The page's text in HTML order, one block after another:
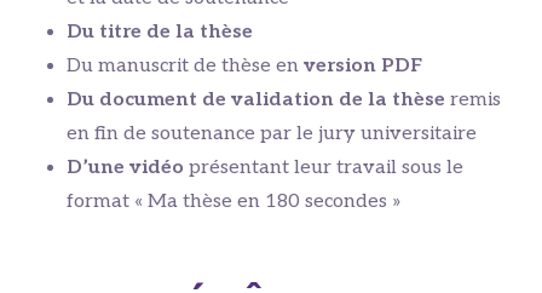
Du titre de la thèse
Du manuscrit de thèse en version PDF
Du document de validation de la thèse remis
en fin de soutenance par le jury universitaire
D’une vidéo présentant leur travail sous le
format « Ma thèse en 180 secondes »